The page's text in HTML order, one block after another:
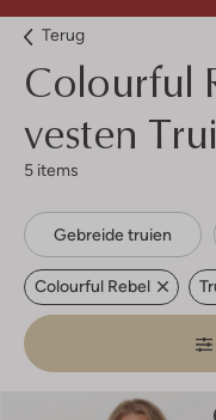
Terug
Colourful
vesten
5 items
Gebreide truien
Colourful Rebel